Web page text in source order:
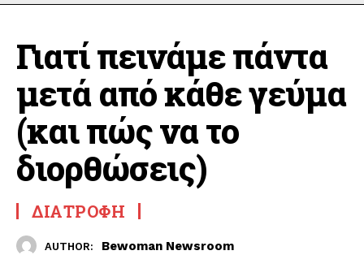
Γιατί πεινάμε πάντα
μετά από κάθε γεύμα
(και πώς να το
διορθώσεις)
ΔΙΑΤΡΟΦΉ
AUTHOR: Bewoman Newsroom